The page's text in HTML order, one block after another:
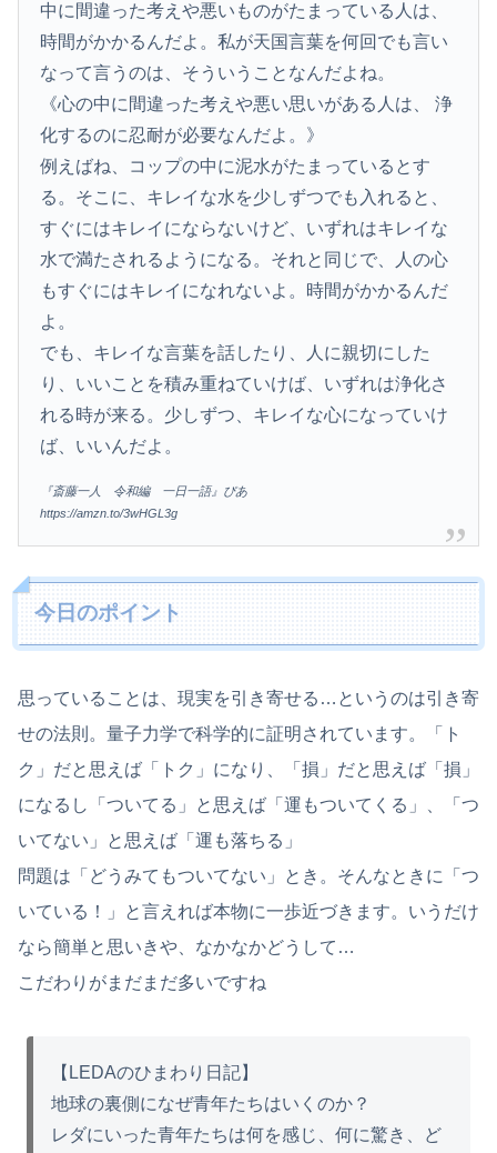
中に間違った考えや悪いものがたまっている人は、
時間がかかるんだよ。私が天国言葉を何回でも言い
なって言うのは、そういうことなんだよね。
《心の中に間違った考えや悪い思いがある人は、 浄
化するのに忍耐が必要なんだよ。》
例えばね、コップの中に泥水がたまっているとす
る。そこに、キレイな水を少しずつでも入れると、
すぐにはキレイにならないけど、いずれはキレイな
水で満たされるようになる。それと同じで、人の心
もすぐにはキレイになれないよ。時間がかかるんだ
よ。
でも、キレイな言葉を話したり、人に親切にした
り、いいことを積み重ねていけば、いずれは浄化さ
れる時が来る。少しずつ、キレイな心になっていけ
ば、いいんだよ。
『斎藤一人 令和編 一日一語』ぴあ
https://amzn.to/3wHGL3g
今日のポイント
思っていることは、現実を引き寄せる…というのは引き寄
せの法則。量子力学で科学的に証明されています。「ト
ク」だと思えば「トク」になり、「損」だと思えば「損」
になるし「ついてる」と思えば「運もついてくる」、「つ
いてない」と思えば「運も落ちる」
問題は「どうみてもついてない」とき。そんなときに「つ
いている！」と言えれば本物に一歩近づきます。いうだけ
なら簡単と思いきや、なかなかどうして…
こだわりがまだまだ多いですね
【LEDAのひまわり日記】
地球の裏側になぜ青年たちはいくのか？
レダにいった青年たちは何を感じ、何に驚き、ど